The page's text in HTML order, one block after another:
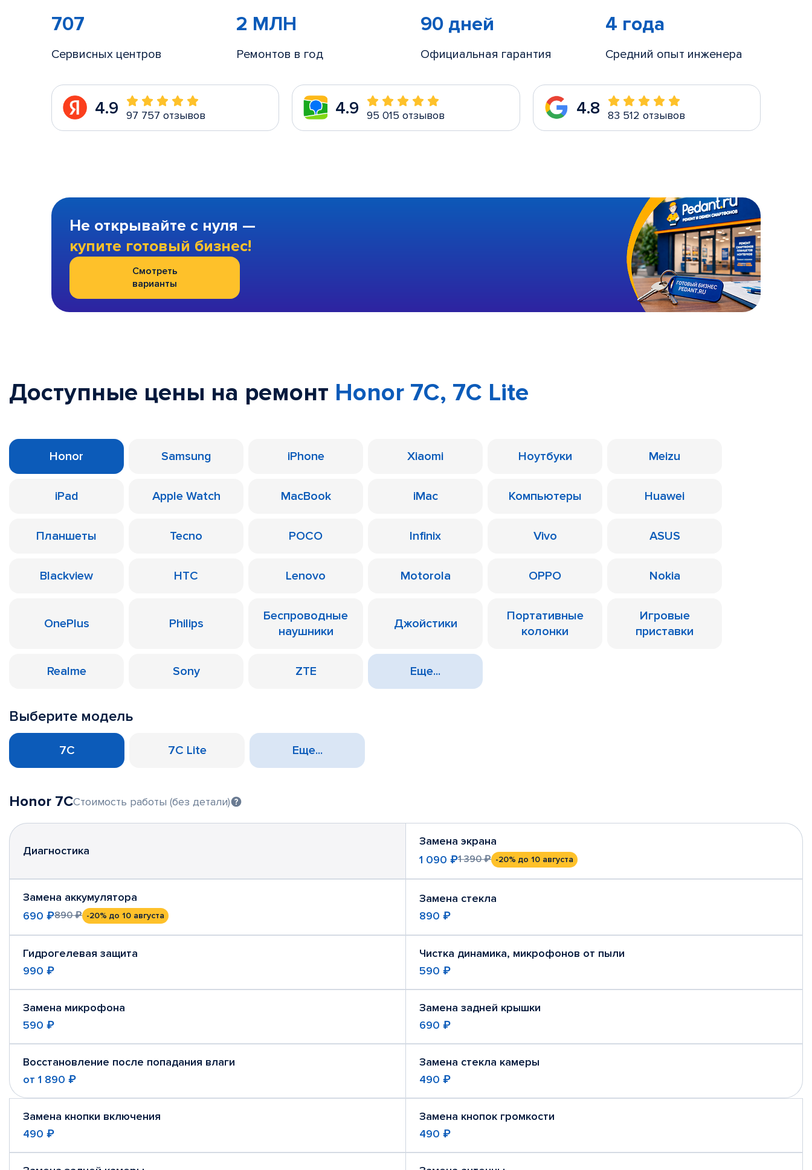
707
Сервисных центров
2 МЛН
Ремонтов в год
90 дней
Официальная гарантия
4 года
Средний опыт инженера
4.9 97 757 отзывов 4.9 95 015 отзывов 4.8 83 512 отзывов
Не открывайте с нуля —
купите готовый бизнес!
Смотреть
варианты
Доступные цены на ремонт Honor 7C, 7C Lite
Honor Samsung iPhone Xiaomi Ноутбуки Meizu
iPad Apple Watch MacBook iMac Компьютеры Huawei
Планшеты Tecno POCO Infinix Vivo ASUS
Blackview HTC Lenovo Motorola OPPO Nokia
OnePlus Philips
Беспроводные
наушники
Джойстики
Портативные
колонки
Игровые
приставки
Realme Sony ZTE Еще...
Выберите модель
7C 7C Lite Еще...
Honor 7CСтоимость работы (без детали)
Диагностика
Замена экрана
1 090 ₽1 390 ₽ -20% до 10 августа
Замена аккумулятора
690 ₽890 ₽ -20% до 10 августа
Замена стекла
890 ₽
Гидрогелевая защита
990 ₽
Чистка динамика, микрофонов от пыли
590 ₽
Замена микрофона
590 ₽
Замена задней крышки
690 ₽
Восстановление после попадания влаги
от 1 890 ₽
Замена стекла камеры
490 ₽
Замена кнопки включения
490 ₽
Замена кнопок громкости
490 ₽